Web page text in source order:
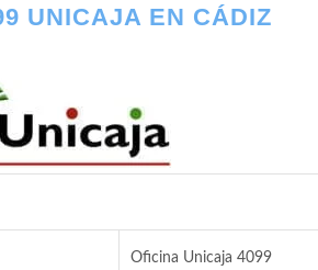
UNICAJA EN CÁDIZ
Oficina Unicaja 4099